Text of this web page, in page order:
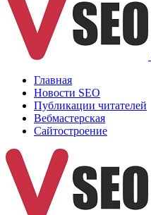
Главная
Новости SEO
Публикации читателей
Вебмастерская
Сайтостроение